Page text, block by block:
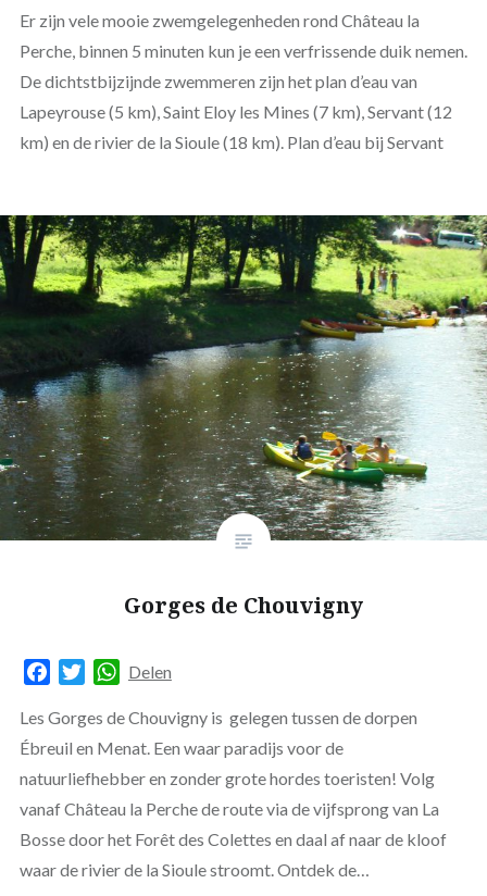
Er zijn vele mooie zwemgelegenheden rond Château la
Perche, binnen 5 minuten kun je een verfrissende duik nemen.
De dichtstbijzijnde zwemmeren zijn het plan d’eau van
Lapeyrouse (5 km), Saint Eloy les Mines (7 km), Servant (12
km) en de rivier de la Sioule (18 km). Plan d’eau bij Servant
Gorges de Chouvigny
FacebookTwitterWhatsApp
Delen
Les Gorges de Chouvigny is gelegen tussen de dorpen
Ébreuil en Menat. Een waar paradijs voor de
natuurliefhebber en zonder grote hordes toeristen! Volg
vanaf Château la Perche de route via de vijfsprong van La
Bosse door het Forêt des Colettes en daal af naar de kloof
waar de rivier de la Sioule stroomt. Ontdek de…